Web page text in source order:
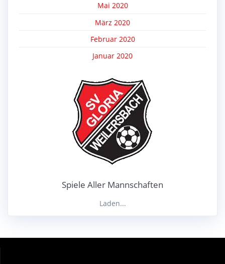
Mai 2020
März 2020
Februar 2020
Januar 2020
Spiele Aller Mannschaften
Laden...